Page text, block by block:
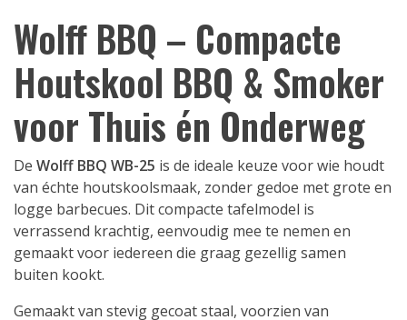
Wolff BBQ – Compacte
Houtskool BBQ & Smoker
voor Thuis én Onderweg
De Wolff BBQ WB-25 is de ideale keuze voor wie houdt
van échte houtskoolsmaak, zonder gedoe met grote en
logge barbecues. Dit compacte tafelmodel is
verrassend krachtig, eenvoudig mee te nemen en
gemaakt voor iedereen die graag gezellig samen
buiten kookt.
Gemaakt van stevig gecoat staal, voorzien van